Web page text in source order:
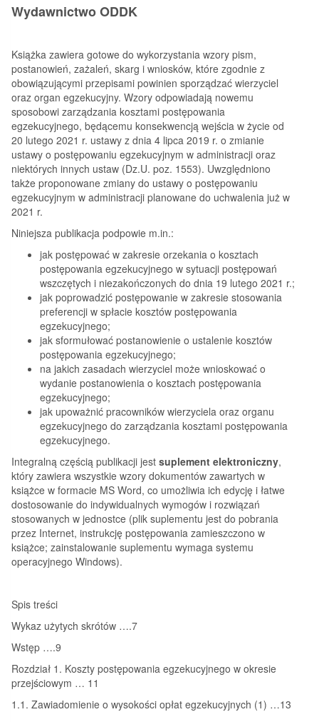
Wydawnictwo ODDK
Książka zawiera gotowe do wykorzystania wzory pism,
postanowień, zażaleń, skarg i wniosków, które zgodnie z
obowiązującymi przepisami powinien sporządzać wierzyciel
oraz organ egzekucyjny. Wzory odpowiadają nowemu
sposobowi zarządzania kosztami postępowania
egzekucyjnego, będącemu konsekwencją wejścia w życie od
20 lutego 2021 r. ustawy z dnia 4 lipca 2019 r. o zmianie
ustawy o postępowaniu egzekucyjnym w administracji oraz
niektórych innych ustaw (Dz.U. poz. 1553). Uwzględniono
także proponowane zmiany do ustawy o postępowaniu
egzekucyjnym w administracji planowane do uchwalenia już w
2021 r.
Niniejsza publikacja podpowie m.in.:
jak postępować w zakresie orzekania o kosztach
postępowania egzekucyjnego w sytuacji postępowań
wszczętych i niezakończonych do dnia 19 lutego 2021 r.;
jak poprowadzić postępowanie w zakresie stosowania
preferencji w spłacie kosztów postępowania
egzekucyjnego;
jak sformułować postanowienie o ustalenie kosztów
postępowania egzekucyjnego;
na jakich zasadach wierzyciel może wnioskować o
wydanie postanowienia o kosztach postępowania
egzekucyjnego;
jak upoważnić pracowników wierzyciela oraz organu
egzekucyjnego do zarządzania kosztami postępowania
egzekucyjnego.
Integralną częścią publikacji jest suplement elektroniczny,
który zawiera wszystkie wzory dokumentów zawartych w
książce w formacie MS Word, co umożliwia ich edycję i łatwe
dostosowanie do indywidualnych wymogów i rozwiązań
stosowanych w jednostce (plik suplementu jest do pobrania
przez Internet, instrukcję postępowania zamieszczono w
książce; zainstalowanie suplementu wymaga systemu
operacyjnego Windows).
Spis treści
Wykaz użytych skrótów ….7
Wstęp ….9
Rozdział 1. Koszty postępowania egzekucyjnego w okresie
przejściowym … 11
1.1. Zawiadomienie o wysokości opłat egzekucyjnych (1) …13